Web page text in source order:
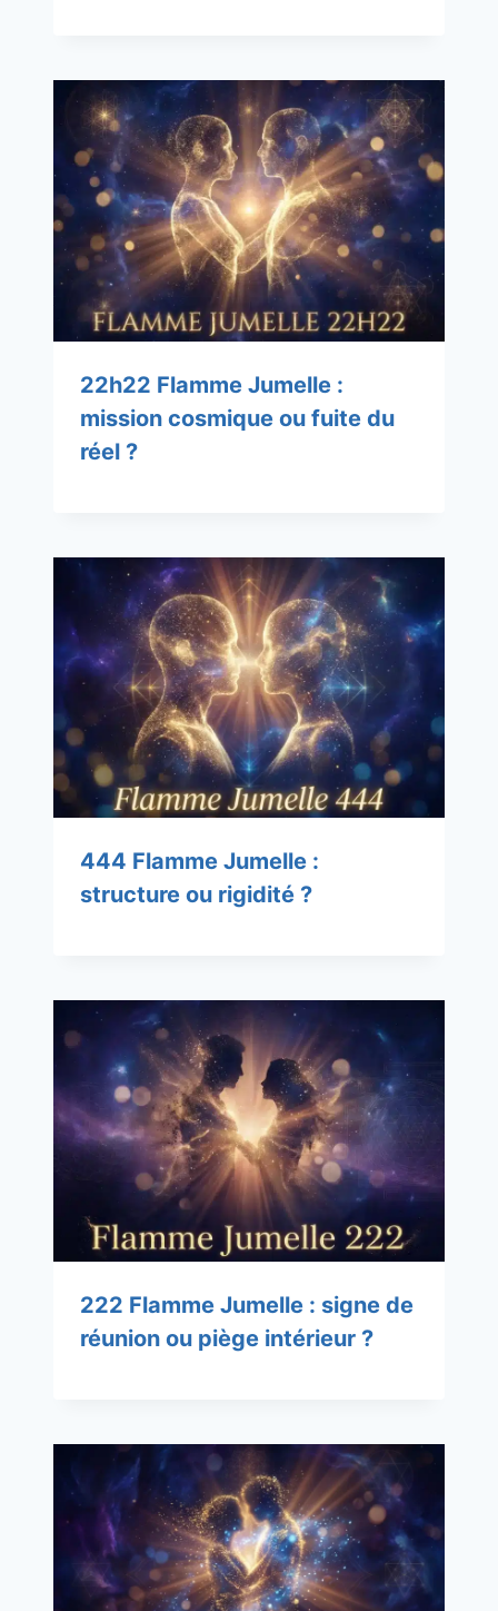
22h22 Flamme Jumelle :
mission cosmique ou fuite du
réel ?
444 Flamme Jumelle :
structure ou rigidité ?
222 Flamme Jumelle : signe de
réunion ou piège intérieur ?